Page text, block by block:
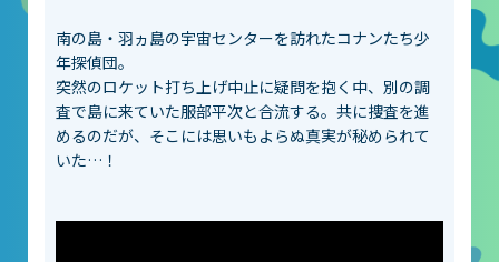
実験・展示分野のアルバイト募集
インフォメーション アルバイト募集
科学館ボランティア募集
南の島・羽ヵ島の宇宙センターを訪れたコナンたち少
年探偵団。
突然のロケット打ち上げ中止に疑問を抱く中、別の調
査で島に来ていた服部平次と合流する。共に捜査を進
めるのだが、そこには思いもよらぬ真実が秘められて
いた…！